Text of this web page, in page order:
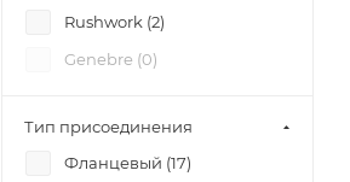
Rushwork (2)
Genebre (0)
Тип присоединения
Фланцевый (17)